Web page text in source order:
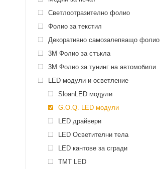
Светлоотразително фолио
Фолио за текстил
Декоративно самозалепващо фолио
3M Фолио за стъкла
3M Фолио за тунинг на автомобили
LED модули и осветление
SloanLED модули
G.O.Q. LED модули
LED драйвeри
LED Осветителни тела
LED кантове за сгради
TMT LED